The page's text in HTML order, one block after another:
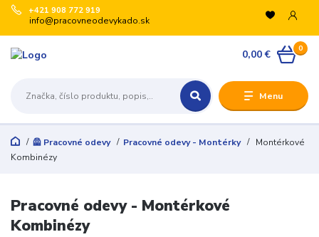
Menu
+421 908 772 919
info@pracovneodevykado.sk
0
0,00 €
🦺 Pracovné odevy Pracovné odevy - Montérky
Montérkové
Kombinézy
Pracovné odevy - Montérkové
Kombinézy